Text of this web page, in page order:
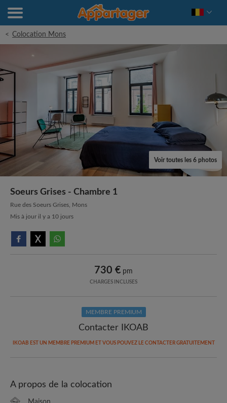
< Colocation Mons
Voir toutes les 6 photos
Soeurs Grises - Chambre 1
Rue des Soeurs Grises, Mons
Mis à jour il y a 10 jours
730 € pm
CHARGES INCLUSES
MEMBRE PREMIUM
Contacter IKOAB
IKOAB EST UN MEMBRE PREMIUM ET VOUS POUVEZ LE CONTACTER GRATUITEMENT
A propos de la colocation